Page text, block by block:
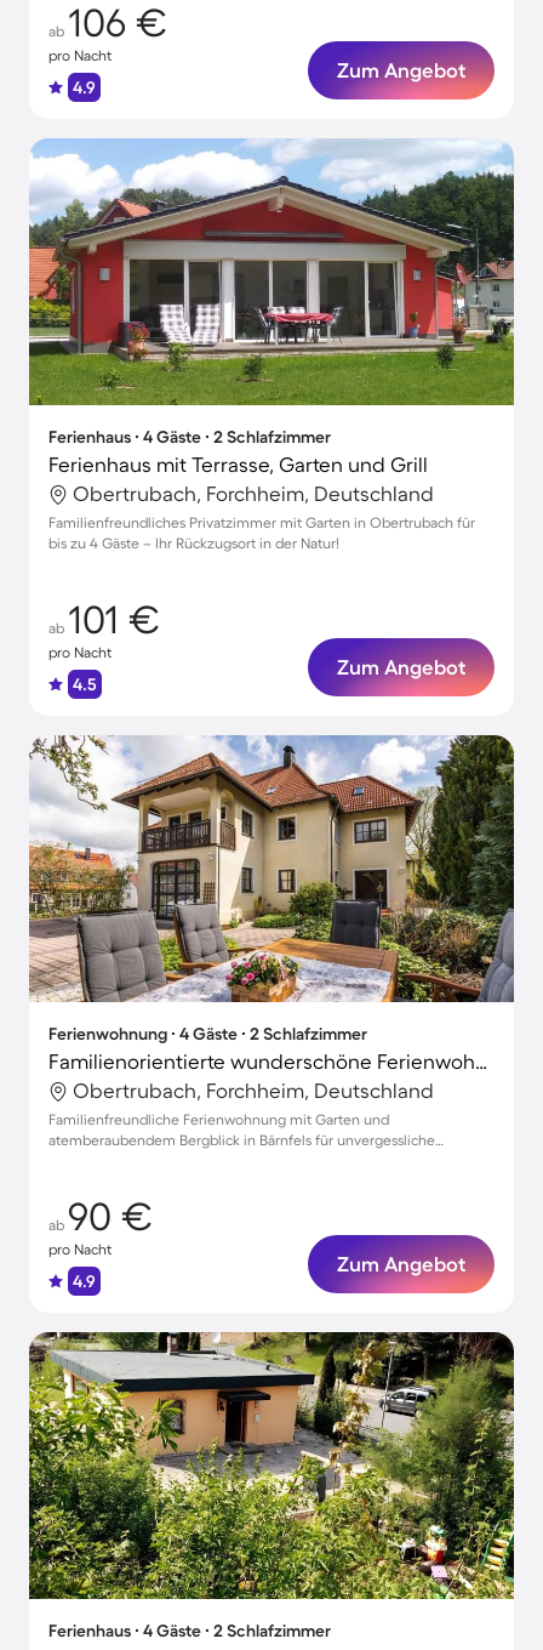
ab 106 €
pro Nacht
4.9
Zum Angebot
Ferienhaus ∙ 4 Gäste ∙ 2 Schlafzimmer
Ferienhaus mit Terrasse, Garten und Grill
Obertrubach, Forchheim, Deutschland
Familienfreundliches Privatzimmer mit Garten in Obertrubach für
bis zu 4 Gäste – Ihr Rückzugsort in der Natur!
ab 101 €
pro Nacht
4.5
Zum Angebot
Ferienwohnung ∙ 4 Gäste ∙ 2 Schlafzimmer
Familienorientierte wunderschöne Ferienwohnung mit Terrasse, Grill und Garten | Bergblick
Obertrubach, Forchheim, Deutschland
Familienfreundliche Ferienwohnung mit Garten und
atemberaubendem Bergblick in Bärnfels für unvergessliche
ab 90 €
pro Nacht
4.9
Zum Angebot
Ferienhaus ∙ 4 Gäste ∙ 2 Schlafzimmer